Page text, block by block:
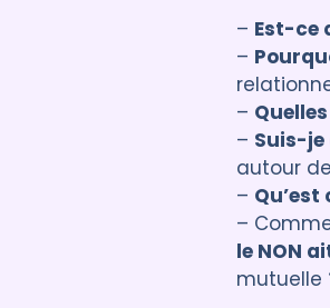
– Est-ce
–
–
– Suis-je
autour
– Qu’est
–
le NON
mutuelle